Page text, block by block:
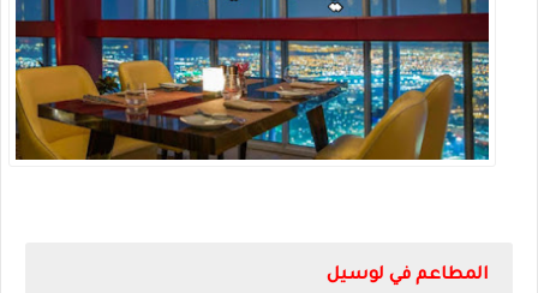
المطاعم في لوسيل